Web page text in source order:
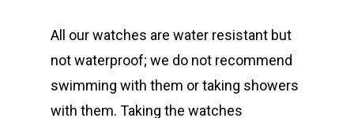
All our watches are water resistant but
not waterproof; we do not recommend
swimming with them or taking showers
with them. Taking the watches